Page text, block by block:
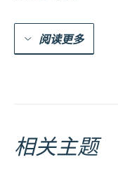
阅读更多
相关主题